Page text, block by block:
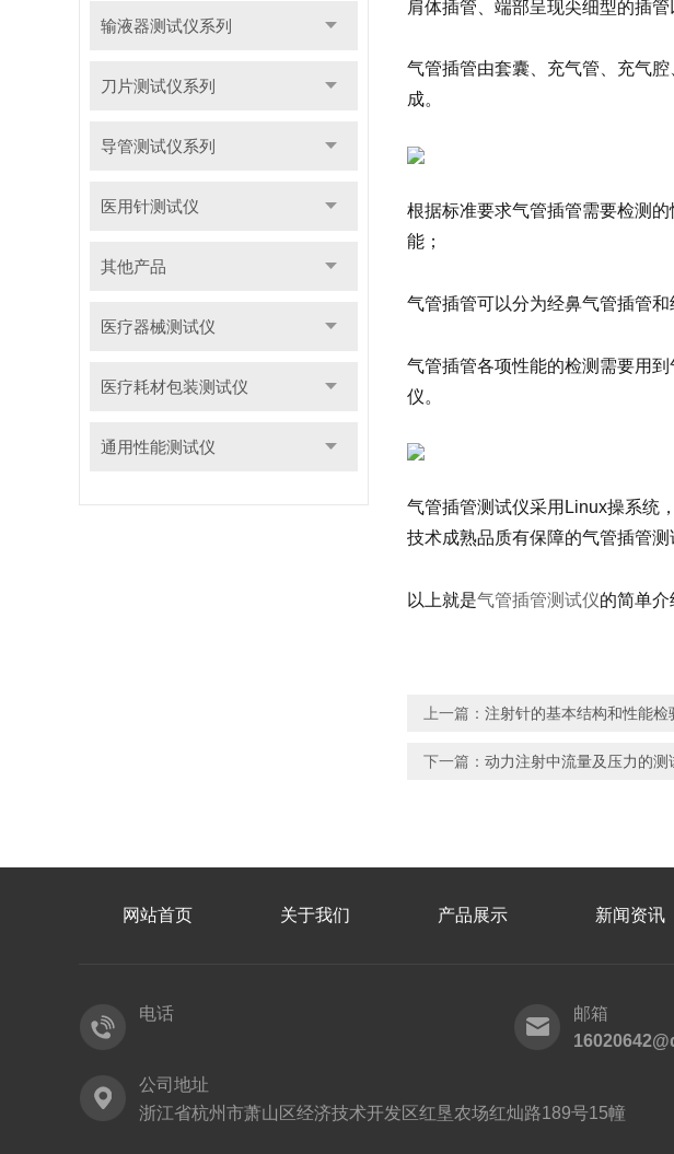
输液器测试仪系列
刀片测试仪系列
导管测试仪系列
医用针测试仪
其他产品
医疗器械测试仪
医疗耗材包装测试仪
通用性能测试仪
肩体插管、端部呈现尖细型的插
气管插管由套囊、充气管、充气
成。
根据标准要求气管插管需要检测
能；
气管插管可以分为经鼻气管插管和
气管插管各项性能的检测需要用
仪。
气管插管测试仪采用Linux操系统
技术成熟品质有保障的气管插管
以上就是气管插管测试仪的简单介
上一篇： 注射针的基本结构和性能检
下一篇： 动力注射中流量及压力的测
网站首页 关于我们 产品展示 新闻资讯
电话
邮箱
公司地址
浙江省杭州市萧山区经济技术开发区红垦农场红灿路189号15幢